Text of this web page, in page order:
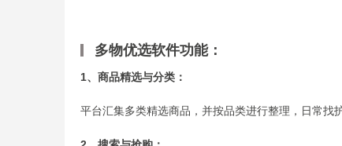
多物优选软件功能：
1、商品精选与分类：
平台汇集多类精选商品，并按品类进行整理，日常找